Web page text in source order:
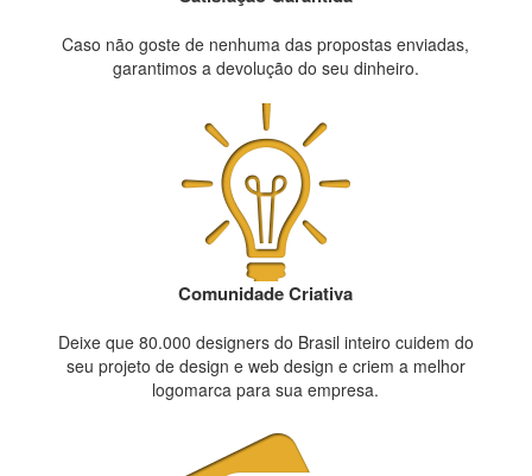
Caso não goste de nenhuma das propostas enviadas,
garantimos a devolução do seu dinheiro.
Comunidade Criativa
Deixe que 80.000 designers do Brasil inteiro cuidem do
seu projeto de design e web design e criem a melhor
logomarca para sua empresa.